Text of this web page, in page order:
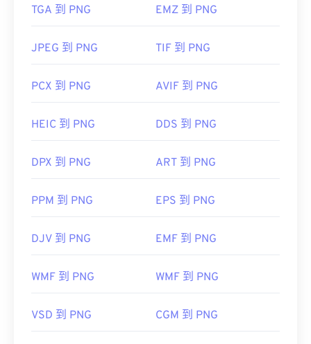
TGA 到 PNG EMZ 到 PNG
JPEG 到 PNG TIF 到 PNG
PCX 到 PNG AVIF 到 PNG
HEIC 到 PNG DDS 到 PNG
DPX 到 PNG ART 到 PNG
PPM 到 PNG EPS 到 PNG
DJV 到 PNG EMF 到 PNG
WMF 到 PNG WMF 到 PNG
VSD 到 PNG CGM 到 PNG